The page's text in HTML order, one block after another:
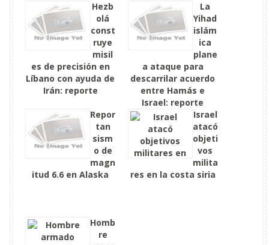
Hezb
olá
const
ruye
misil
es de precisión en
Líbano con ayuda de
Irán: reporte
La
Yihad
islám
ica
plane
a ataque para
descarrilar acuerdo
entre Hamás e
Israel: reporte
Repor
tan
sism
o de
magn
itud 6.6 en Alaska
Israel
atacó
objeti
vos
milita
res en la costa siria
Homb
re